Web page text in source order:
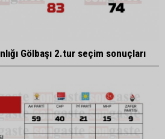
Gölbaşı 2.tur seçim sonuçları